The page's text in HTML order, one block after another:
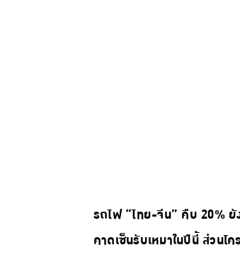
รถไฟ “ไทย-จีน” คืบ 20%
คาดเซ็นรับเหมาในปีนี้ ส่วนโ